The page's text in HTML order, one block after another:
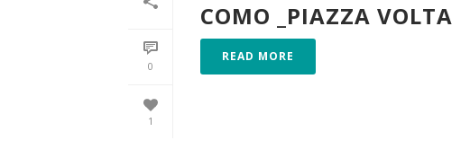
0
1
COMO _PIAZZA VOLTA
READ MORE